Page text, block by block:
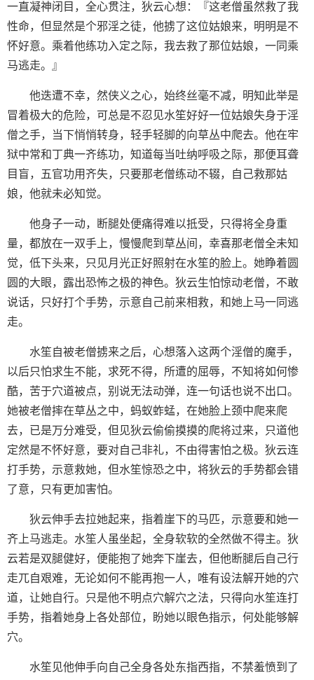
一直凝神闭目，全心贯注，狄云心想：『这老僧虽然救了我
性命，但显然是个邪淫之徒，他掳了这位姑娘来，明明是不
怀好意。乘着他练功入定之际，我去救了那位姑娘，一同乘
马逃走。』
他迭遭不幸，然侠义之心，始终丝毫不减，明知此举是
冒着极大的危险，可总是不忍见水笙好好一位姑娘失身于淫
僧之手，当下悄悄转身，轻手轻脚的向草丛中爬去。他在牢
狱中常和丁典一齐练功，知道每当吐纳呼吸之际，那便耳聋
目盲，五官功用齐失，只要那老僧练动不辍，自己救那姑
娘，他就未必知觉。
他身子一动，断腿处便痛得难以抵受，只得将全身重
量，都放在一双手上，慢慢爬到草丛间，幸喜那老僧全未知
觉，低下头来，只见月光正好照射在水笙的脸上。她睁着圆
圆的大眼，露出恐怖之极的神色。狄云生怕惊动老僧，不敢
说话，只好打个手势，示意自己前来相救，和她上马一同逃
走。
水笙自被老僧掳来之后，心想落入这两个淫僧的魔手，
以后只怕求生不能，求死不得，所遭的屈辱，不知将如何惨
酷，苦于穴道被点，别说无法动弹，连一句话也说不出口。
她被老僧摔在草丛之中，蚂蚁蚱蜢，在她脸上颈中爬来爬
去，已是万分难受，但见狄云偷偷摸摸的爬将过来，只道他
定然是不怀好意，要对自己非礼，不由得害怕之极。狄云连
打手势，示意救她，但水笙惊恐之中，将狄云的手势都会错
了意，只有更加害怕。
狄云伸手去拉她起来，指着崖下的马匹，示意要和她一
齐上马逃走。水笙人虽坐起，全身软软的全然做不得主。狄
云若是双腿健好，便能抱了她奔下崖去，但他断腿后自己行
走兀自艰难，无论如何不能再抱一人，唯有设法解开她的穴
道，让她自行。只是他不明点穴解穴之法，只得向水笙连打
手势，指着她身上各处部位，盼她以眼色指示，何处能够解
穴。
水笙见他伸手向自己全身各处东指西指，不禁羞愤到了